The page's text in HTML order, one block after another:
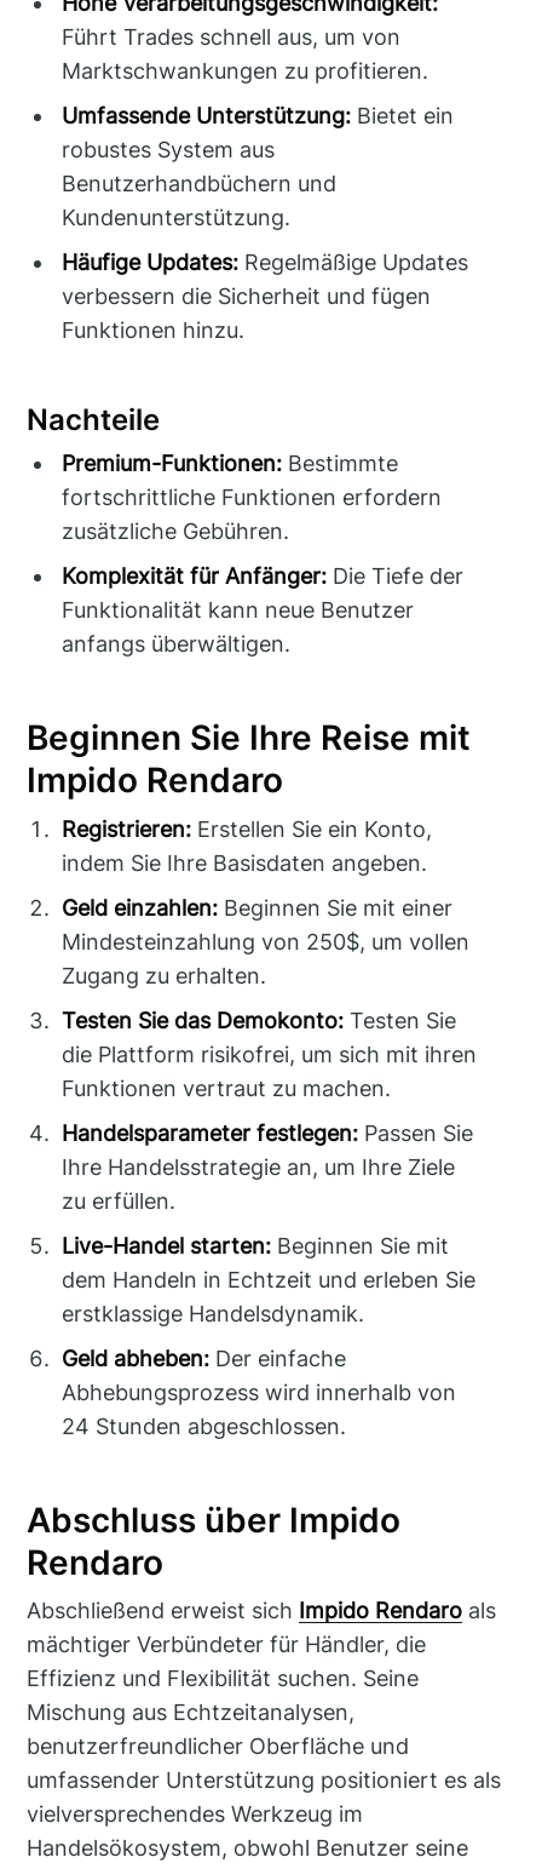
Führt Trades schnell aus, um von
Marktschwankungen zu profitieren.
Umfassende Unterstützung: Bietet ein
robustes System aus
Benutzerhandbüchern und
Kundenunterstützung.
Häufige Updates: Regelmäßige Updates
verbessern die Sicherheit und fügen
Funktionen hinzu.
Nachteile
Premium-Funktionen: Bestimmte
fortschrittliche Funktionen erfordern
zusätzliche Gebühren.
Komplexität für Anfänger: Die Tiefe der
Funktionalität kann neue Benutzer
anfangs überwältigen.
Beginnen Sie Ihre Reise mit
Impido Rendaro
Registrieren: Erstellen Sie ein Konto,
indem Sie Ihre Basisdaten angeben.
Geld einzahlen: Beginnen Sie mit einer
Mindesteinzahlung von 250$, um vollen
Zugang zu erhalten.
Testen Sie das Demokonto: Testen Sie
die Plattform risikofrei, um sich mit ihren
Funktionen vertraut zu machen.
Handelsparameter festlegen: Passen Sie
Ihre Handelsstrategie an, um Ihre Ziele
zu erfüllen.
Live-Handel starten: Beginnen Sie mit
dem Handeln in Echtzeit und erleben Sie
erstklassige Handelsdynamik.
Geld abheben: Der einfache
Abhebungsprozess wird innerhalb von
24 Stunden abgeschlossen.
Abschluss über Impido
Rendaro
Abschließend erweist sich Impido Rendaro als
mächtiger Verbündeter für Händler, die
Effizienz und Flexibilität suchen. Seine
Mischung aus Echtzeitanalysen,
benutzerfreundlicher Oberfläche und
umfassender Unterstützung positioniert es als
vielversprechendes Werkzeug im
Handelsökosystem, obwohl Benutzer seine